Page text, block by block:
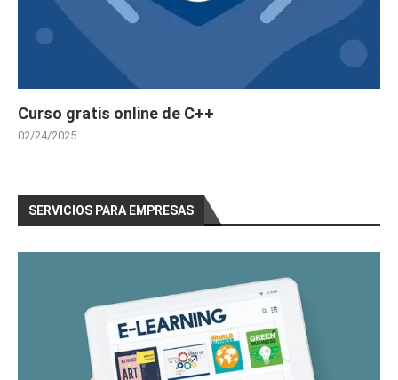
Curso gratis online de C++
02/24/2025
SERVICIOS PARA EMPRESAS